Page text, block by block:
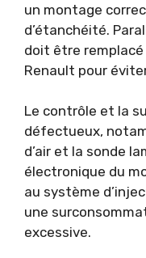
un montage
d’étanchéité.
doit être
Renault pour
Le contrôle et la
défectueux,
d’air et la sonde
électronique du
au système
une
excessive.